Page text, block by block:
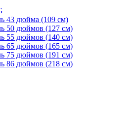
43 дюйма (109 см)
50 дюймов (127 см)
55 дюймов (140 cм)
65 дюймов (165 cм)
75 дюймов (191 см)
86 дюймов (218 см)